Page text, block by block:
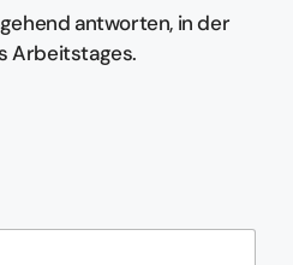
antworten, in der
Arbeitstages.